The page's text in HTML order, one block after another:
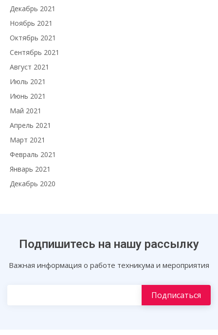
Декабрь 2021
Ноябрь 2021
Октябрь 2021
Сентябрь 2021
Август 2021
Июль 2021
Июнь 2021
Май 2021
Апрель 2021
Март 2021
Февраль 2021
Январь 2021
Декабрь 2020
Подпишитесь на нашу рассылку
Важная информация о работе техникума и мероприятия